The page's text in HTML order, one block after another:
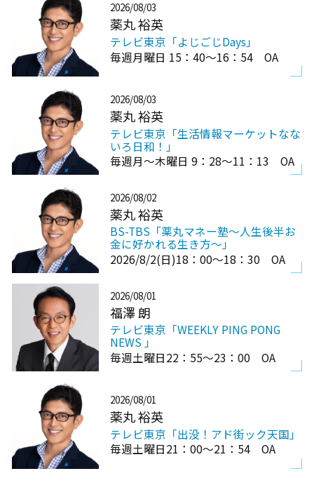
2026/08/03
薬丸 裕英
テレビ東京「よじごじDays」
毎週月曜日 15：40～16：54 OA
2026/08/03
薬丸 裕英
テレビ東京「生活情報マーケットなな
いろ日和！」
毎週月～木曜日 9：28～11：13 OA
2026/08/02
薬丸 裕英
BS-TBS「薬丸マネー塾～人生後半お
金に好かれる生き方～」
2026/8/2(日)18：00～18：30 OA
2026/08/01
福澤 朗
テレビ東京「WEEKLY PING PONG
NEWS 」
毎週土曜日22：55～23：00 OA
2026/08/01
薬丸 裕英
テレビ東京「出没！アド街ック天国」
毎週土曜日21：00～21：54 OA